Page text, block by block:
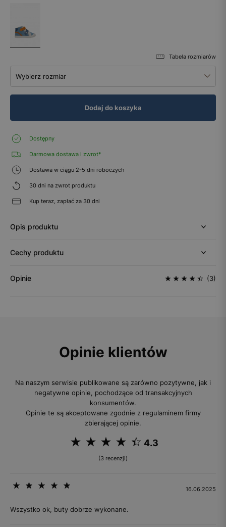
Tabela rozmiarów
Wybierz rozmiar
Dodaj do koszyka
Dostępny
Darmowa dostawa i zwrot*
Dostawa w ciągu 2-5 dni roboczych
30 dni na zwrot produktu
Kup teraz, zapłać za 30 dni
Opis produktu
Cechy produktu
Opinie (3)
Opinie klientów
Na naszym serwisie publikowane są zarówno pozytywne, jak i
negatywne opinie, pochodzące od transakcyjnych
konsumentów.
Opinie te są akceptowane zgodnie z regulaminem firmy
zbierającej opinie.
4.3
(3 recenzji)
16.06.2025
Wszystko ok, buty dobrze wykonane.